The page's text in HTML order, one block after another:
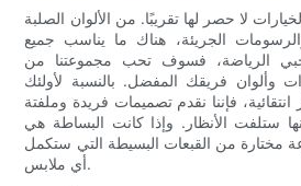
لا حصر لها تقريبًا. من الألوان الصلبة
الجريئة، هناك ما يناسب جميع
الرياضة، فسوف تحب مجموعتنا من
وألوان فريقك المفضل. بالنسبة لأولئك
فإننا نقدم تصميمات فريدة وملفتة
ستلفت الأنظار. وإذا كانت البساطة هي
مختارة من القبعات البسيطة التي ستكمل
أي ملابس.